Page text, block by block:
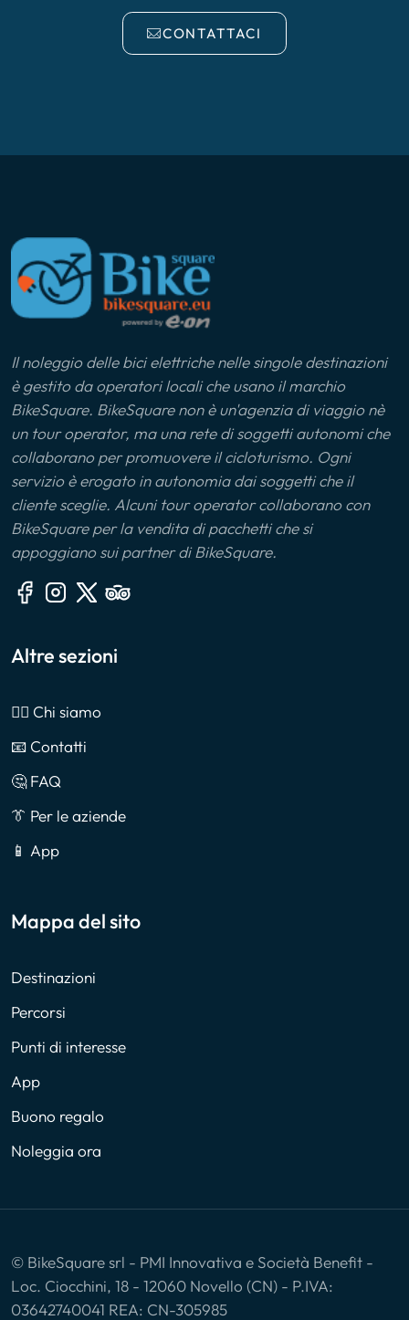
CONTATTACI
Il noleggio delle bici elettriche nelle singole destinazioni
è gestito da operatori locali che usano il marchio
BikeSquare. BikeSquare non è un'agenzia di viaggio nè
un tour operator, ma una rete di soggetti autonomi che
collaborano per promuovere il cicloturismo. Ogni
servizio è erogato in autonomia dai soggetti che il
cliente sceglie. Alcuni tour operator collaborano con
BikeSquare per la vendita di pacchetti che si
appoggiano sui partner di BikeSquare.
Altre sezioni
🙎‍♂️ Chi siamo
📧 Contatti
🤔 FAQ
👔 Per le aziende
📱 App
Mappa del sito
Destinazioni
Percorsi
Punti di interesse
App
Buono regalo
Noleggia ora
© BikeSquare srl - PMI Innovativa e Società Benefit -
Loc. Ciocchini, 18 - 12060 Novello (CN) - P.IVA:
03642740041 REA: CN-305985